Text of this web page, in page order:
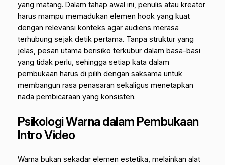
yang matang. Dalam tahap awal ini, penulis atau kreator
harus mampu memadukan elemen hook yang kuat
dengan relevansi konteks agar audiens merasa
terhubung sejak detik pertama. Tanpa struktur yang
jelas, pesan utama berisiko terkubur dalam basa-basi
yang tidak perlu, sehingga setiap kata dalam
pembukaan harus di pilih dengan saksama untuk
membangun rasa penasaran sekaligus menetapkan
nada pembicaraan yang konsisten.
Psikologi Warna dalam Pembukaan
Intro Video
Warna bukan sekadar elemen estetika, melainkan alat